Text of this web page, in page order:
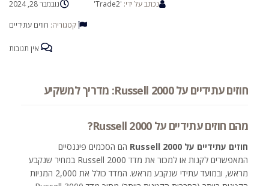
נובמבר 28, 2024 נכתב על ידי: 'Trade2'
קטגוריה: חוזים עתידיים
אין תגובות
חוזים עתידיים על Russell 2000: מדריך למשקיע
מהם חוזים עתידיים על Russell 2000?
חוזים עתידיים על Russell 2000
הם הסכמים פיננסיים
המאפשרים לקנות או למכור את מדד Russell 2000 במחיר שנקבע
מראש, ובמועד עתידי שנקבע מראש. המדד כולל את 2,000 המניות